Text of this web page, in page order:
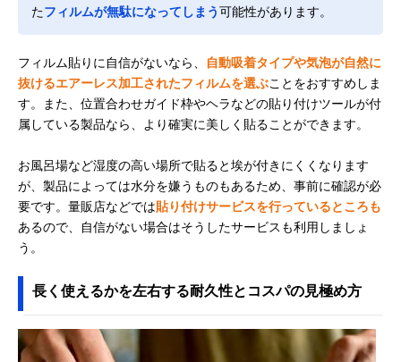
たフィルムが無駄になってしまう可能性があります。
フィルム貼りに自信がないなら、
自動吸着タイプや気泡が自然に
抜けるエアーレス加工されたフィルムを選ぶことをおすすめしま
す。また、位置合わせガイド枠やヘラなどの貼り付けツールが付
属している製品なら、より確実に美しく貼ることができます。
お風呂場など湿度の高い場所で貼ると埃が付きにくくなります
が、製品によっては水分を嫌うものもあるため、事前に確認が必
要です。量販店などでは貼り付けサービスを行っているところも
あるので、自信がない場合はそうしたサービスも利用しましょ
う。
長く使えるかを左右する耐久性とコスパの見極め方